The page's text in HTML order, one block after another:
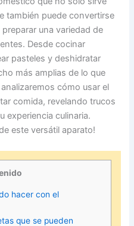
también puede convertirse
una variedad de
Desde cocinar
pasteles y deshidratar
más amplias de lo que
cómo usar el
comida, revelando trucos
experiencia culinaria.
este versátil aparato!
hacer con el
que se pueden